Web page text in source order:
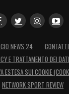
NEWS 24 CONTATTI
E TRATTAMENTO DEI
ESTESA SUI COOKIE
NETWORK SPORT REVIEW